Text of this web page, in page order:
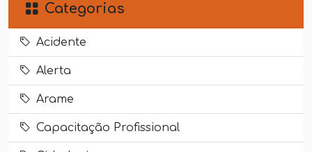
Categorias
Acidente
Alerta
Arame
Capacitação Profissional